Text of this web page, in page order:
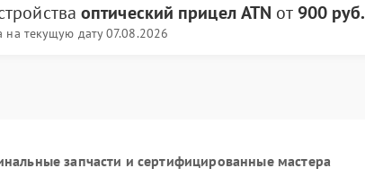
оптический прицел ATN от 900 руб.
на текущую дату 07.08.2026
запчасти и сертифицированные мастера